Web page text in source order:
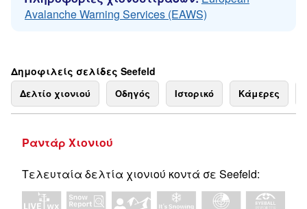
Avalanche Warning Services (EAWS)
Δημοφιλείς σελίδες Seefeld
Δελτίο χιονιού Οδηγός Ιστορικό Κάμερες
Ραντάρ Χιονιού
Τελευταία δελτία χιονιού κοντά σε Seefeld: